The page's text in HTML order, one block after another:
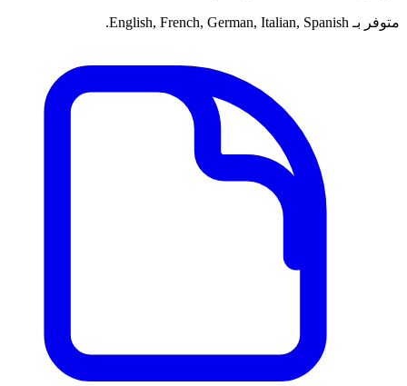
متوفر بـ English, French, German, Italian, Spanish.